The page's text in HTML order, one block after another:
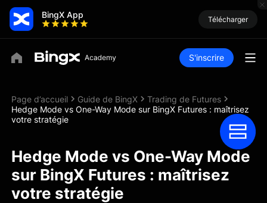
BingX App Télécharger
S'inscrire
Page d’accueil Guide de BingX
Trading de Futures
Hedge Mode vs One-Way Mode sur BingX Futures : maîtrisez
votre stratégie
Hedge Mode vs One-Way Mode
sur BingX Futures : maîtrisez
votre stratégie